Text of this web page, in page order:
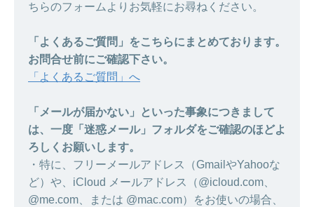
ちらのフォームよりお気軽にお尋ねください。
「よくあるご質問」をこちらにまとめております。
お問合せ前にご確認下さい。
「よくあるご質問」へ
「メールが届かない」といった事象につきまして
は、一度「迷惑メール」フォルダをご確認のほどよ
ろしくお願いします。
・特に、フリーメールアドレス（GmailやYahooな
ど）や、iCloud メールアドレス（@icloud.com、
@me.com、または @mac.com）をお使いの場合、